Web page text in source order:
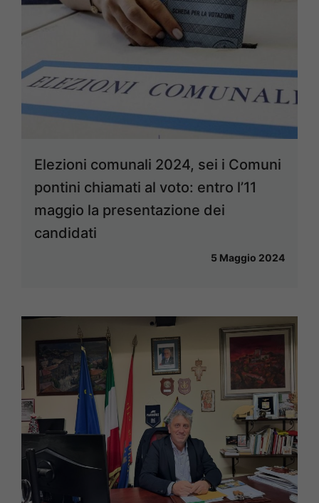
Elezioni comunali 2024, sei i Comuni
pontini chiamati al voto: entro l’11
maggio la presentazione dei
candidati
5 Maggio 2024